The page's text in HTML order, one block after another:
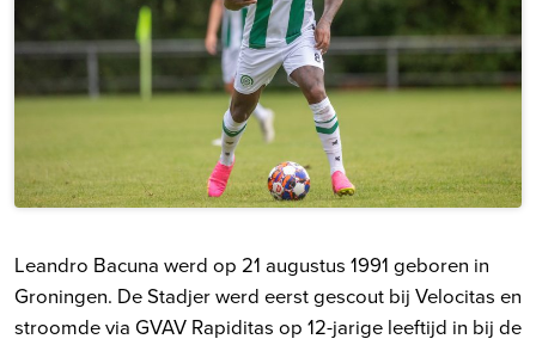
Leandro Bacuna werd op 21 augustus 1991 geboren in
Groningen. De Stadjer werd eerst gescout bij Velocitas en
stroomde via GVAV Rapiditas op 12-jarige leeftijd in bij de